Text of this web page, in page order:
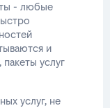
- любые
и
услуг
услуг, не